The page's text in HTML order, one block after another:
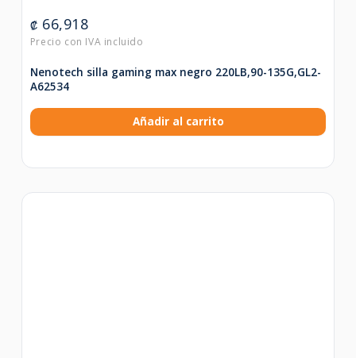
₡ 66,918
Nenotech silla gaming max negro 220LB,90-135G,GL2-
A62534
Añadir al carrito